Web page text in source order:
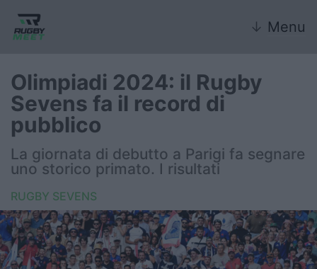
↓ Menu
Nazionale
Nazionali giovanili
Rugby Sevens
FIR
Internazionale
Olimpiadi 2024: il Rugby
Sevens fa il record di
pubblico
La giornata di debutto a Parigi fa segnare
uno storico primato. I risultati
RUGBY SEVENS